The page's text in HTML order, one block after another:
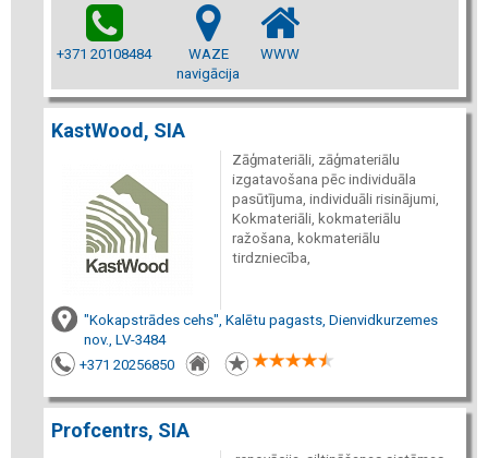
+371 20108484
WAZE
navigācija
WWW
KastWood, SIA
Zāģmateriāli, zāģmateriālu
izgatavošana pēc individuāla
pasūtījuma, individuāli risinājumi,
Kokmateriāli, kokmateriālu
ražošana, kokmateriālu
tirdzniecība,
"Kokapstrādes cehs", Kalētu pagasts, Dienvidkurzemes
nov., LV-3484
+371 20256850
Profcentrs, SIA